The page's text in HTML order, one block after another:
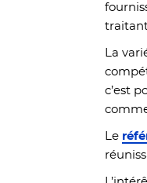
La
c’est
Le